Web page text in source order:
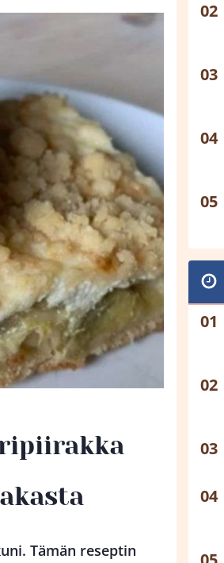
Tämän reseptin